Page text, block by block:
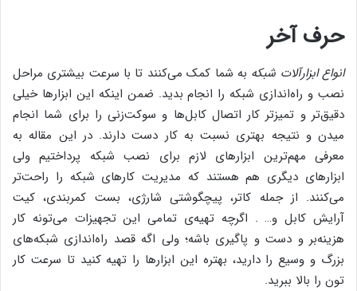
حرف آخر
انواع ابزارآلات شبکه به شما کمک می‌کنند تا با سرعت بیشتری مراحل
نصب و راه‌اندازی شبکه را انجام بدید. ضمن اینکه این ابزارها خیلی
دقیق‌تر و تمیزتر کار اتصال کابل‌ها و سوکت‌زنی را برای شما انجام
میدن و نتیجه بهتری نسبت به کار دست دارند. در این مقاله به
معرفی مهم‌ترین ابزارهای لازم برای نصب شبکه پرداختیم ولی
ابزارهای دیگری هم هستند که مدیریت کارهای شبکه را راحت‌تر
می‌کنند. از جمله کاتر، پیچگوشتی شارژی، بست کمربندی، کیت
آرایش کابل و… . اگرچه تهیه‌ی تمامی این تجهیزات می‌تونه کار
هزینه‌بر و دست‌ و پاگیری باشه؛ ولی اگه قصد راه‌اندازی شبکه‌های
بزرگ و وسیع را دارید، بهتره این ابزارها را تهیه کنید تا سرعت کار
تون را بالا ببرید.